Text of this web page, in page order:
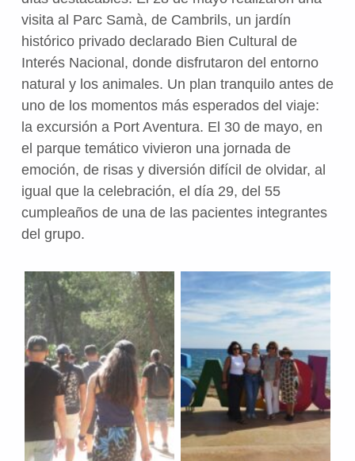
visita al Parc Samà, de Cambrils, un jardín
histórico privado declarado Bien Cultural de
Interés Nacional, donde disfrutaron del entorno
natural y los animales. Un plan tranquilo antes de
uno de los momentos más esperados del viaje:
la excursión a Port Aventura. El 30 de mayo, en
el parque temático vivieron una jornada de
emoción, de risas y diversión difícil de olvidar, al
igual que la celebración, el día 29, del 55
cumpleaños de una de las pacientes integrantes
del grupo.